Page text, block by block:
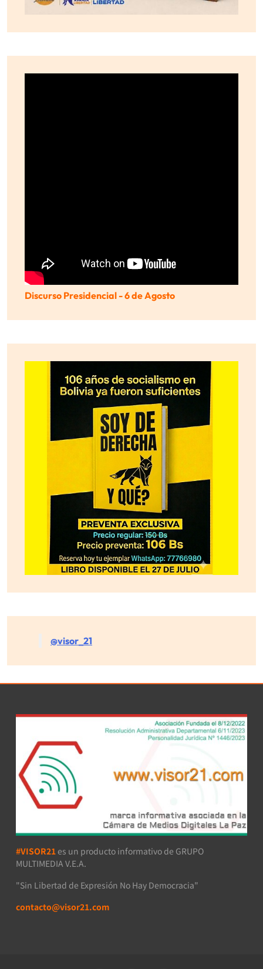
Discurso Presidencial - 6 de Agosto
@visor_21
#VISOR21 es un producto informativo de GRUPO
MULTIMEDIA V.E.A.
"Sin Libertad de Expresión No Hay Democracia"
contacto@visor21.com